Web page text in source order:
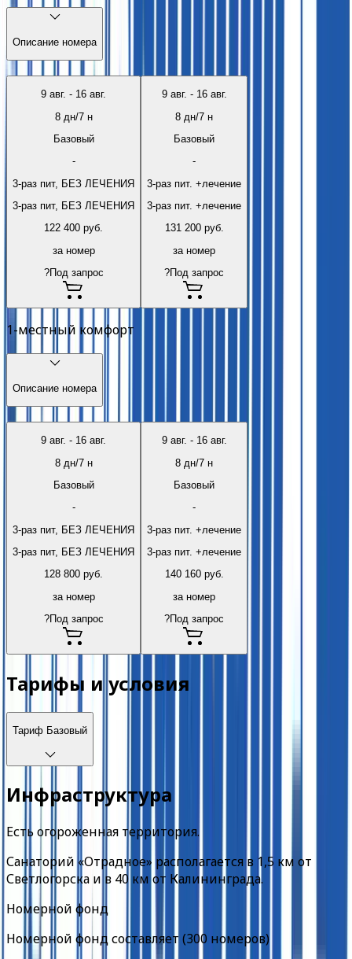
Описание номера
9 авг. - 16 авг.
8дн/7н
Базовый
-
3-раз пит, БЕЗ ЛЕЧЕНИЯ
3-раз пит, БЕЗ ЛЕЧЕНИЯ
122 400 руб.
за номер
?Под запрос
9 авг. - 16 авг.
8 дн/7 н
Базовый
-
3-раз пит. +лечение
3-раз пит. +лечение
131 200 руб.
за номер
?Под запрос
1-местный комфорт
Описание номера
9 авг. - 16 авг.
8дн/7н
Базовый
-
3-раз пит, БЕЗ ЛЕЧЕНИЯ
3-раз пит, БЕЗ ЛЕЧЕНИЯ
128 800 руб.
за номер
?Под запрос
9 авг. - 16 авг.
8 дн/7 н
Базовый
-
3-раз пит. +лечение
3-раз пит. +лечение
140 160 руб.
за номер
?Под запрос
Тарифы и условия
Тариф Базовый
Инфраструктура
Есть огороженная территория.
Санаторий «Отрадное» располагается в 1,5 км от
Светлогорска и в 40 км от Калининграда.
Номерной фонд
Номерной фонд составляет (300 номеров)